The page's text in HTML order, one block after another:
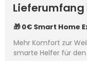
🎁 0€ Smart Home
Mehr Komfort zur
smarte Helfer für